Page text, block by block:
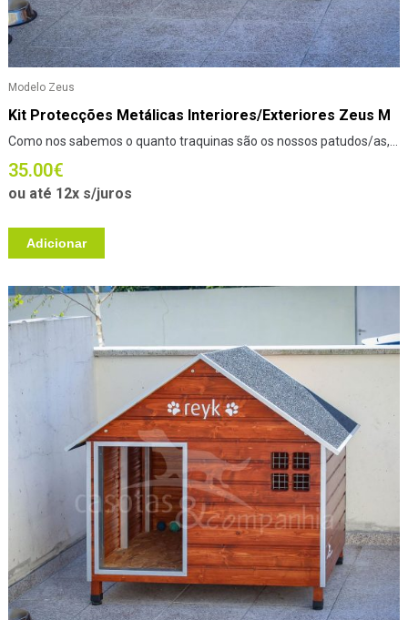
Modelo Zeus
Kit Protecções Metálicas Interiores/Exteriores Zeus M
Como nos sabemos o quanto traquinas são os nossos patudos/as,...
35.00€
ou até 12x s/juros
Adicionar